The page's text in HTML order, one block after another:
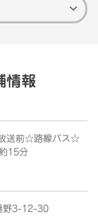
情報
送前☆路線バス☆
15分
野3-12-30